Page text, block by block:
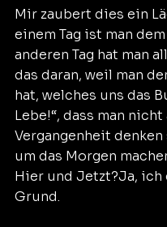
Mir zaubert dies ein
einem Tag ist man
anderen Tag hat man
das daran, weil man
hat, welches uns das
Lebe!“, dass man
Vergangenheit
um das Morgen
Hier und Jetzt?Ja, ich
Grund.